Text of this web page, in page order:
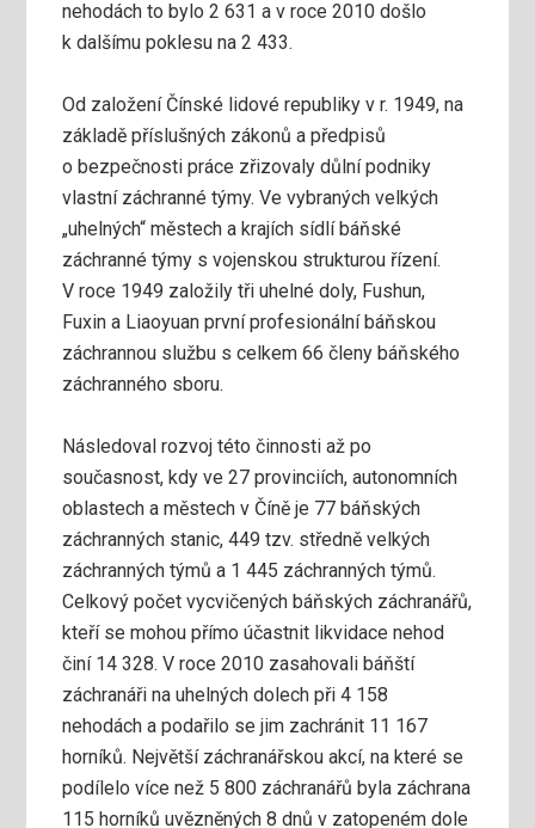
nehodách to bylo 2 631 a v roce 2010 došlo
k dalšímu poklesu na 2 433.
Od založení Čínské lidové republiky v r. 1949, na
základě příslušných zákonů a předpisů
o bezpečnosti práce zřizovaly důlní podniky
vlastní záchranné týmy. Ve vybraných velkých
„uhelných“ městech a krajích sídlí báňské
záchranné týmy s vojenskou strukturou řízení.
V roce 1949 založily tři uhelné doly, Fushun,
Fuxin a Liaoyuan první profesionální báňskou
záchrannou službu s celkem 66 členy báňského
záchranného sboru.
Následoval rozvoj této činnosti až po
současnost, kdy ve 27 provinciích, autonomních
oblastech a městech v Číně je 77 báňských
záchranných stanic, 449 tzv. středně velkých
záchranných týmů a 1 445 záchranných týmů.
Celkový počet vycvičených báňských záchranářů,
kteří se mohou přímo účastnit likvidace nehod
činí 14 328. V roce 2010 zasahovali báňští
záchranáři na uhelných dolech při 4 158
nehodách a podařilo se jim zachránit 11 167
horníků. Největší záchranářskou akcí, na které se
podílelo více než 5 800 záchranářů byla záchrana
115 horníků uvězněných 8 dnů v zatopeném dole